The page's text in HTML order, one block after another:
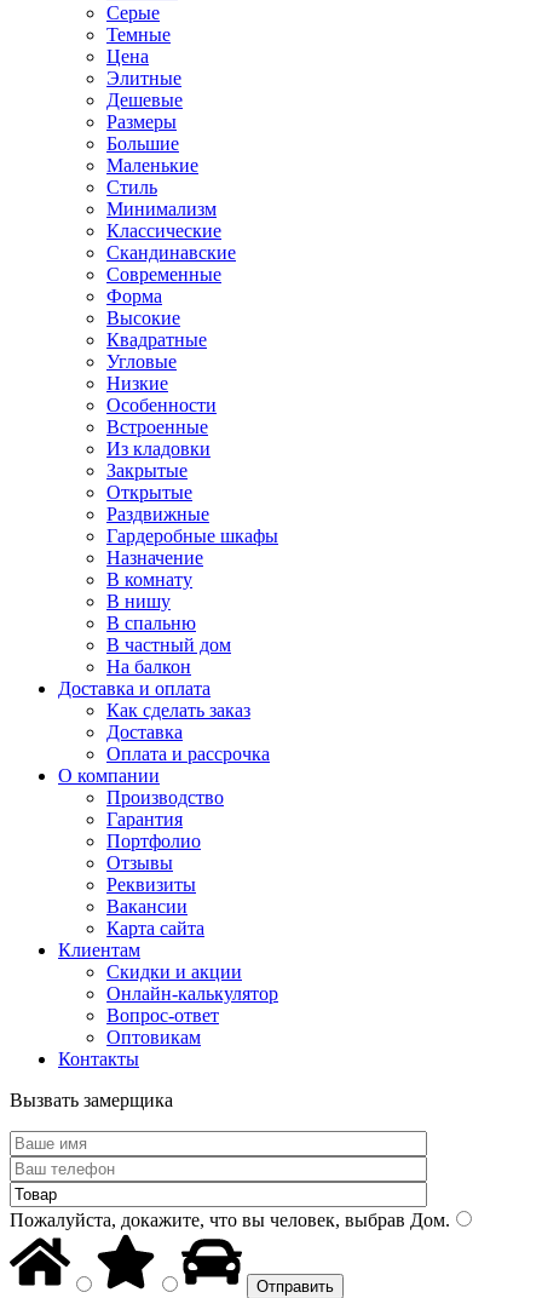
Серые
Темные
Цена
Элитные
Дешевые
Размеры
Большие
Маленькие
Стиль
Минимализм
Классические
Скандинавские
Современные
Форма
Высокие
Квадратные
Угловые
Низкие
Особенности
Встроенные
Из кладовки
Закрытые
Открытые
Раздвижные
Гардеробные шкафы
Назначение
В комнату
В нишу
В спальню
В частный дом
На балкон
Доставка и оплата
Как сделать заказ
Доставка
Оплата и рассрочка
О компании
Производство
Гарантия
Портфолио
Отзывы
Реквизиты
Вакансии
Карта сайта
Клиентам
Скидки и акции
Онлайн-калькулятор
Вопрос-ответ
Оптовикам
Контакты
Вызвать замерщика
Пожалуйста, докажите, что вы человек, выбрав Дом.